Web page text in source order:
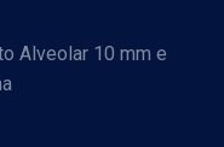
Alveolar 10 mm e